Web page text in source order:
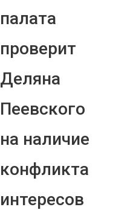
палата
проверит
Деляна
Пеевского
на наличие
конфликта
интересов